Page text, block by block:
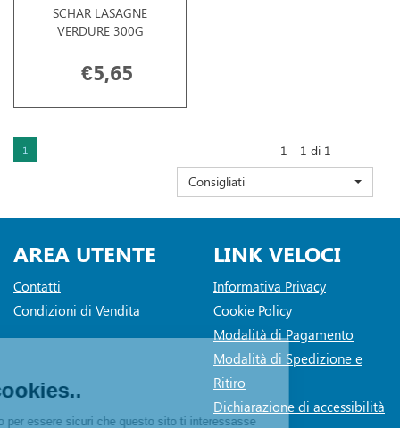
SCHAR LASAGNE
VERDURE 300G
€5,65
1
1 - 1 di 1
Consigliati
AREA UTENTE
Contatti
Condizioni di Vendita
LINK VELOCI
Informativa Privacy
Cookie Policy
Modalità di Pagamento
Modalità di Spedizione e
Ritiro
Dichiarazione di accessibilità